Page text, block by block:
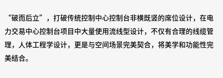
“破而后立”，打破传统控制中心控制台非横既竖的席位设计，在电
力交易中心控制台项目中大量使用流线型设计，不仅有合理的线缆管
理，人体工程学设计，更是与空间场景完美契合，将美学和功能性完
美结合。